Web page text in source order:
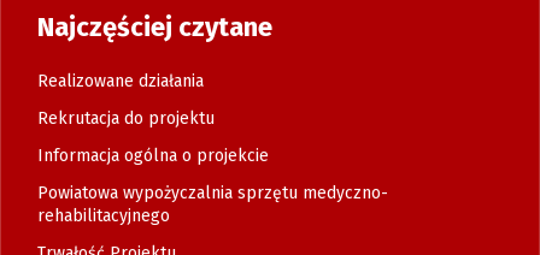
Najczęściej czytane
Realizowane działania
Rekrutacja do projektu
Informacja ogólna o projekcie
Powiatowa wypożyczalnia sprzętu medyczno-
rehabilitacyjnego